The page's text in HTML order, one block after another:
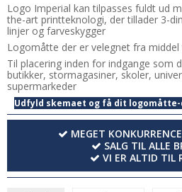
Logo Imperial kan tilpasses fuldt ud
the-art printteknologi, der tillader 3-
linjer og farveskygger
Logomåtte der er velegnet fra
Til placering inden for indgange som
butikker, stormagasiner, skoler,
supermarkeder
Udfyld skemaet og få dit
MEGET
SALG TIL ALLE
VI ER ALTID TIL